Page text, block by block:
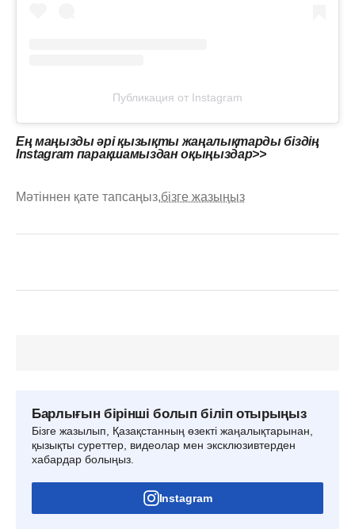
Публикация от Instagram
Ең маңызды әрі қызықты жаңалықтарды біздің
Instagram парақшамыздан оқыңыздар>>
Мәтіннен қате тапсаңыз,бізге жазыңыз
Барлығын бірінші болып біліп отырыңыз
Бізге жазылып, Қазақстанның өзекті жаңалықтарынан,
қызықты суреттер, видеолар мен эксклюзивтерден
хабардар болыңыз.
Instagram